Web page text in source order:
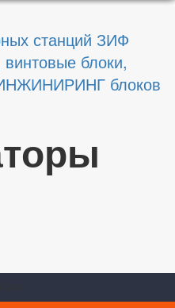
станций ЗИФ
блоки,
блоков